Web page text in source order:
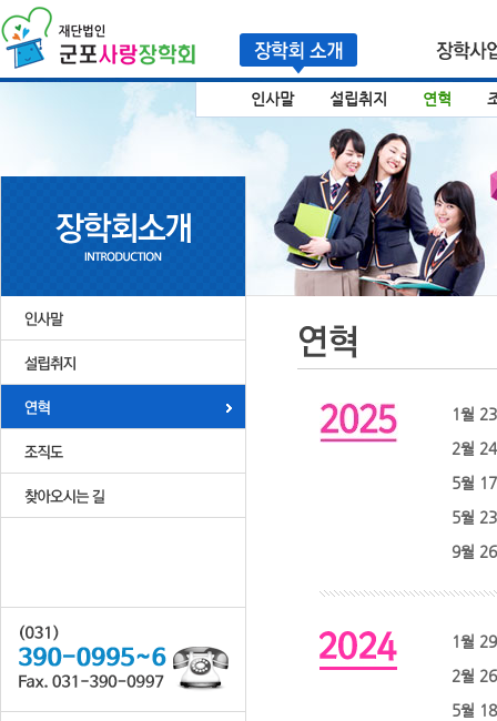
인사말 설립취지 연혁
1월
2월
5월
5월
9월
1월
2월
5월